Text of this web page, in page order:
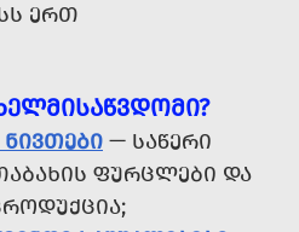
ᲔᲠᲗ
— ᲡᲐᲬᲔᲠᲘ
ᲤᲣᲠᲪᲚᲔᲑᲘ ᲓᲐ